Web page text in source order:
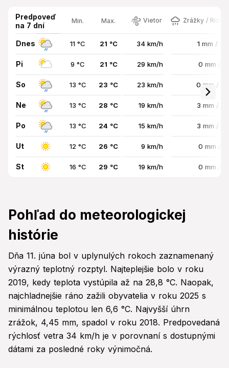
Predpoveď
na 7 dní
Min. Max. Vietor Zrážky /
Dnes 11 °C 21 °C 34 km/h 1 mm /
Pi 9 °C 21 °C 29 km/h 0 mm /
So 13 °C 23 °C 23 km/h 0 mm /
Ne 13 °C 28 °C 19 km/h 3 mm /
Po 13 °C 24 °C 15 km/h 3 mm /
Ut 12 °C 26 °C 9 km/h 0 mm /
St 16 °C 29 °C 19 km/h 0 mm /
Pohľad do meteorologickej
histórie
Dňa 11. júna bol v uplynulých rokoch zaznamenaný
výrazný teplotný rozptyl. Najteplejšie bolo v roku
2019, kedy teplota vystúpila až na 28,8 °C. Naopak,
najchladnejšie ráno zažili obyvatelia v roku 2025 s
minimálnou teplotou len 6,6 °C. Najvyšší úhrn
zrážok, 4,45 mm, spadol v roku 2018. Predpovedaná
rýchlosť vetra 34 km/h je v porovnaní s dostupnými
dátami za posledné roky výnimočná.